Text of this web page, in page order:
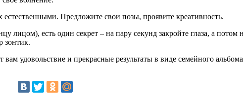
Предложите свои позы, проявите креативность.
есть один секрет – на пару секунд закройте глаза, а потом
зонтик.
удовольствие и прекрасные результаты в виде семейного